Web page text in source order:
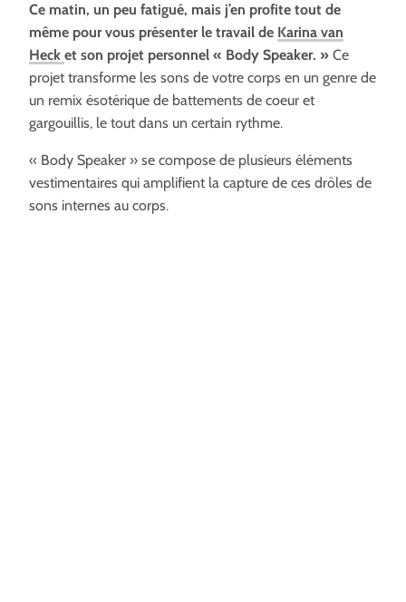
Ce matin, un peu fatigué, mais j’en profite tout de
même pour vous présenter le travail de Karina van
Heck et son projet personnel « Body Speaker. » Ce
projet transforme les sons de votre corps en un genre de
un remix ésotérique de battements de coeur et
gargouillis, le tout dans un certain rythme.
« Body Speaker » se compose de plusieurs éléments
vestimentaires qui amplifient la capture de ces drôles de
sons internes au corps.